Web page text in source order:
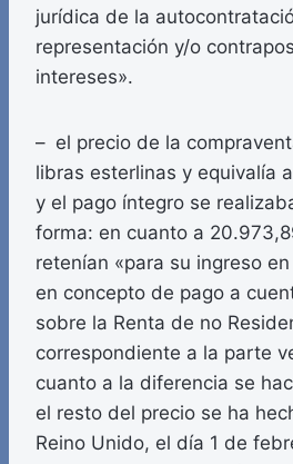
jurídica de la
representación y/o
intereses».
– el precio de la
libras esterlinas y equivalía
y el pago íntegro se
forma: en cuanto a
retenían «para su ingreso
en concepto de pago a
sobre la Renta de no
correspondiente a la parte
cuanto a la diferencia se
el resto del precio se ha
Reino Unido, el día 1 de